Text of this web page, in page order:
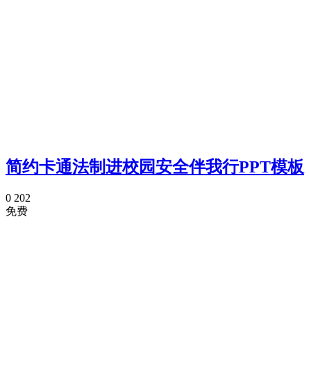
简约卡通法制进校园安全伴我行PPT模板
0 202
免费